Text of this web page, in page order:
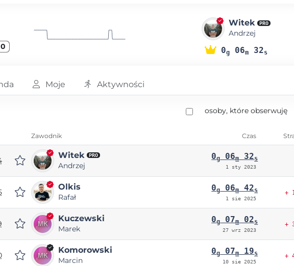
0
Witek PRO
Andrzej
0g 06m 32s
Moje Aktywności
osoby, które obserwuję
Zawodnik Czas
Witek PRO
Andrzej
0g 06m 32s
1 sty 2023
Olkis
Rafał
0g 06m 42s
1 sie 2025
+
Kuczewski
Marek
0g 07m 02s
27 wrz 2023
+
Komorowski
Marcin
0g 07m 19s
10 sie 2025
+